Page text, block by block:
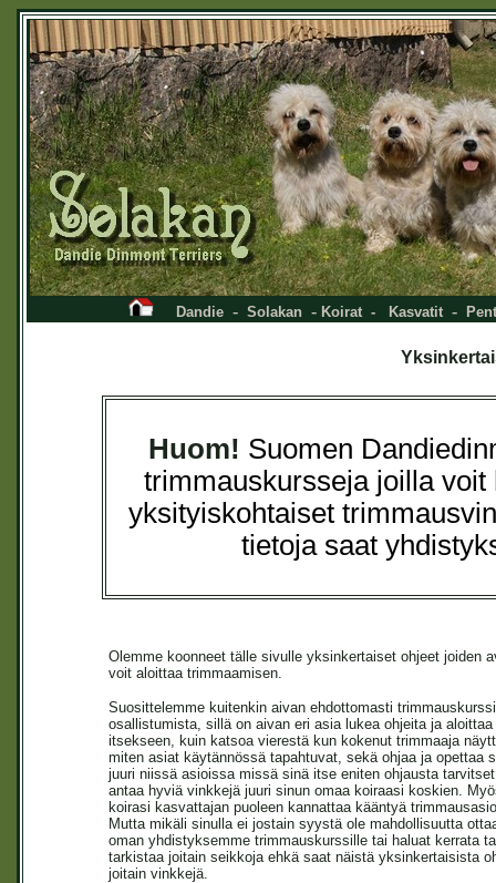
Dandie- Solakan- Koirat- Kasvatit -
Huom! Suomen
trimmauskursseja joilla
yksityiskohtaiset
tietoja saat
Olemme koonneet tälle sivulle yksinkertaiset ohjeet joiden
voit aloittaa trimmaamisen.
Suosittelemme kuitenkin aivan ehdottomasti
osallistumista, sillä on aivan eri asia lukea ohjeita ja aloittaa
itsekseen, kuin katsoa vierestä kun kokenut trimmaaja
miten asiat käytännössä tapahtuvat, sekä ohjaa ja opettaa
juuri niissä asioissa missä sinä itse eniten ohjausta
antaa hyviä vinkkejä juuri sinun omaa koiraasi koskien.
koirasi kasvattajan puoleen kannattaa kääntyä
Mutta mikäli sinulla ei jostain syystä ole mahdollisuutta
oman yhdistyksemme trimmauskurssille tai haluat kerrata
tarkistaa joitain seikkoja ehkä saat näistä yksinkertaisista
joitain vinkkejä.